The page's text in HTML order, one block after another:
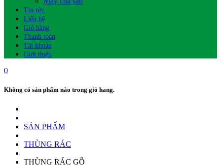
Tin tức
Liên hệ
Giỏ hàng
Thanh toán
Tài khoản
Giới thiệu
0
Không có sản phẩm nào trong giỏ hang.
SẢN PHẨM
THÙNG RÁC
THÙNG RÁC GỖ